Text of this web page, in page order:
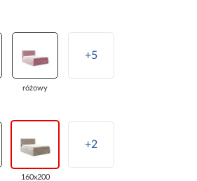
różowy
+5
160x200
+2